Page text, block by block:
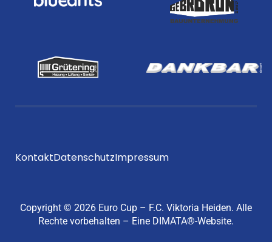
KontaktDatenschutzImpressum
Copyright © 2026 Euro Cup – F.C. Viktoria Heiden. Alle
Rechte vorbehalten – Eine DIMATA®-Website.